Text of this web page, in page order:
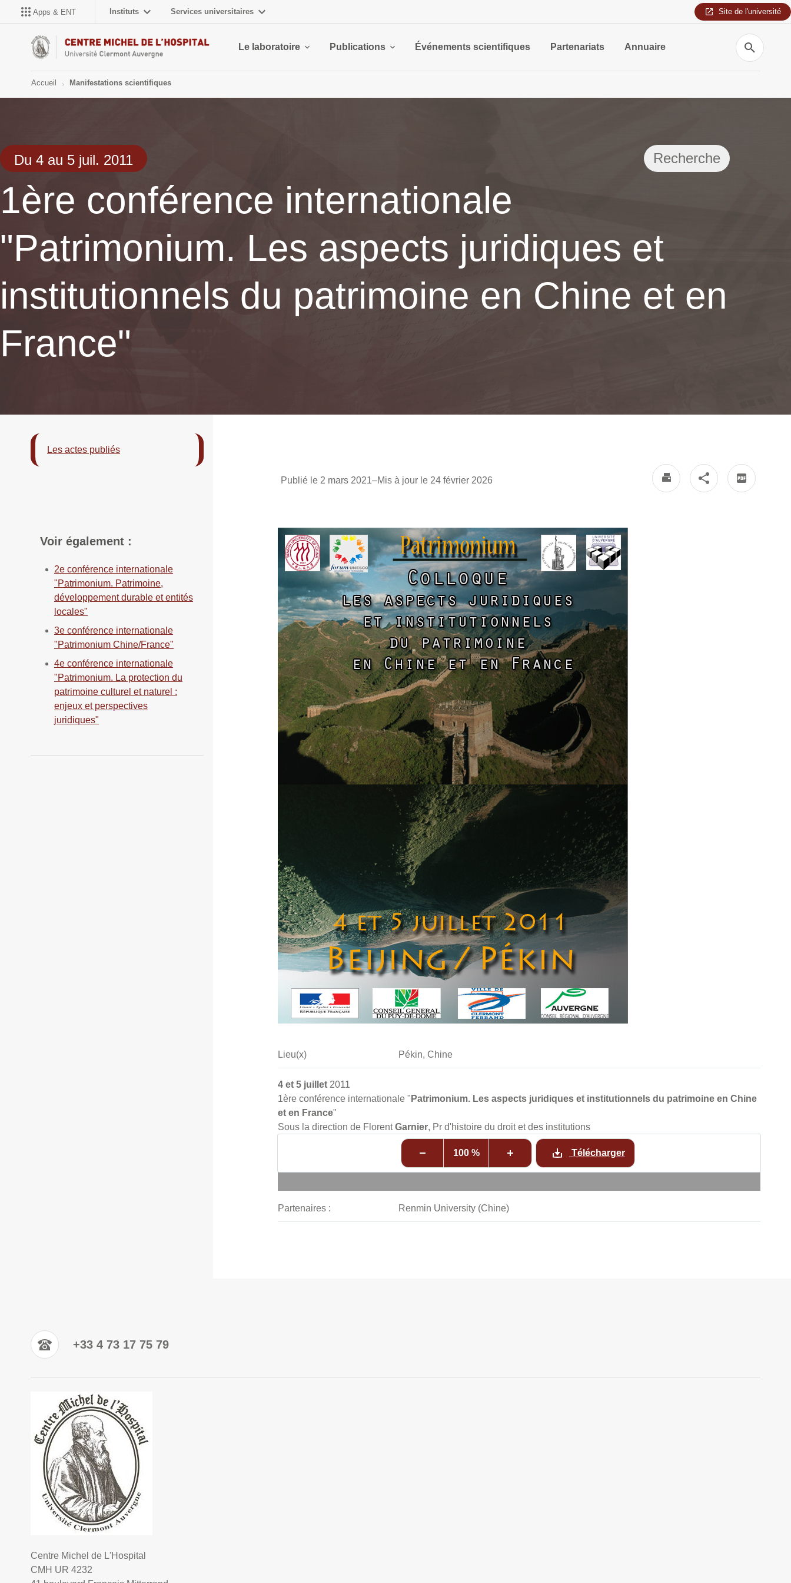
Apps & ENT Instituts Services universitaires Site de l'université
Le laboratoire Publications Événements scientifiques Partenariats Annuaire
Recherche
Accueil Manifestations scientifiques
Du 4 au 5 juil. 2011 Recherche
1ère conférence internationale
"Patrimonium. Les aspects juridiques et
institutionnels du patrimoine en Chine et en
France"
Publié le 2 mars 2021–Mis à jour le 24 février 2026
Lieu(x) Pékin, Chine
4 et 5 juillet 2011
1ère conférence internationale " Patrimonium. Les aspects juridiques et institutionnels du patrimoine en Chine
et en France"
Sous la direction de FlorentGarnier, Pr d'histoire du droit et des institutions
100 % Télécharger
Partenaires : Renmin University (Chine)
Les actes publiés
Voir également :
2e conférence internationale
"Patrimonium. Patrimoine,
développement durable et entités
locales"
3e conférence internationale
"Patrimonium Chine/France"
4e conférence internationale
"Patrimonium. La protection du
patrimoine culturel et naturel :
enjeux et perspectives
juridiques"
+33 4 73 17 75 79
Centre Michel de L'Hospital
CMH UR 4232